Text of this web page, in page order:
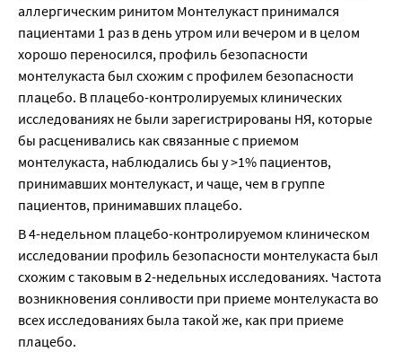
аллергическим ринитом Монтелукаст принимался
пациентами 1 раз в день утром или вечером и в целом
хорошо переносился, профиль безопасности
монтелукаста был схожим с профилем безопасности
плацебо. В плацебо-контролируемых клинических
исследованиях не были зарегистрированы НЯ, которые
бы расценивались как связанные с приемом
монтелукаста, наблюдались бы у >1% пациентов,
принимавших монтелукаст, и чаще, чем в группе
пациентов, принимавших плацебо.
В 4-недельном плацебо-контролируемом клиническом
исследовании профиль безопасности монтелукаста был
схожим с таковым в 2-недельных исследованиях. Частота
возникновения сонливости при приеме монтелукаста во
всех исследованиях была такой же, как при приеме
плацебо.